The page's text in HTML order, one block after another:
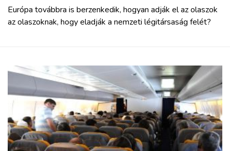
Európa továbbra is berzenkedik, hogyan adják el az olaszok
az olaszoknak, hogy eladják a nemzeti légitársaság felét?